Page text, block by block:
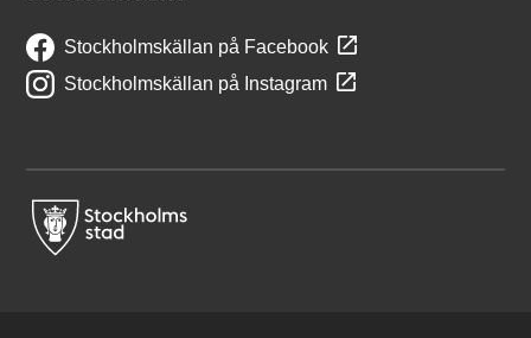
Stockholmskällan på Facebook
Stockholmskällan på Instagram